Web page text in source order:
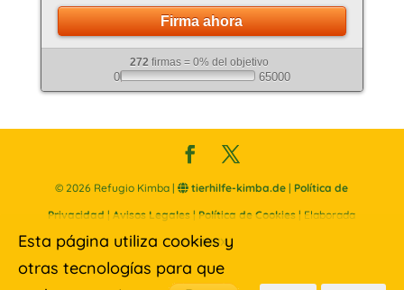
Firma ahora
272 firmas = 0% del objetivo
0 65000
©2026 Refugio Kimba | tierhilfe-kimba.de | Política de
Privacidad | Avisos Legales | Política de Cookies | Elaborada
porSINUX
Esta página utiliza cookies y
otras tecnologías para que